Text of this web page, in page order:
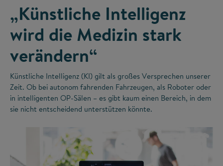
„Künstliche Intelligenz
wird die Medizin stark
verändern“
Künstliche Intelligenz (KI) gilt als großes Versprechen unserer
Zeit. Ob bei autonom fahrenden Fahrzeugen, als Roboter oder
in intelligenten OP-Sälen – es gibt kaum einen Bereich, in dem
sie nicht entscheidend unterstützen könnte.